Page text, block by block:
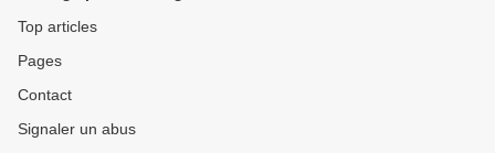
Top articles
Pages
Contact
Signaler un abus